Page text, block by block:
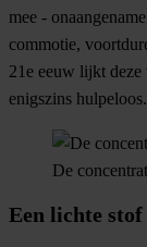
mee -
commotie,
21e eeuw lijkt
enigszins hulpeloos.
De
Een lichte